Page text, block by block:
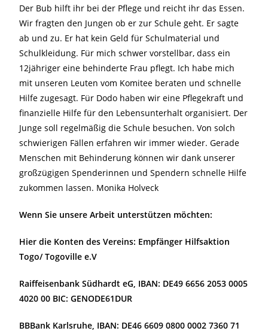
Der Bub hilft ihr bei der Pflege und reicht ihr das Essen.
Wir fragten den Jungen ob er zur Schule geht. Er sagte
ab und zu. Er hat kein Geld für Schulmaterial und
Schulkleidung. Für mich schwer vorstellbar, dass ein
12jähriger eine behinderte Frau pflegt. Ich habe mich
mit unseren Leuten vom Komitee beraten und schnelle
Hilfe zugesagt. Für Dodo haben wir eine Pflegekraft und
finanzielle Hilfe für den Lebensunterhalt organisiert. Der
Junge soll regelmäßig die Schule besuchen. Von solch
schwierigen Fällen erfahren wir immer wieder. Gerade
Menschen mit Behinderung können wir dank unserer
großzügigen Spenderinnen und Spendern schnelle Hilfe
zukommen lassen. Monika Holveck
Wenn Sie unsere Arbeit unterstützen möchten:
Hier die Konten des Vereins: Empfänger Hilfsaktion
Togo/ Togoville e.V
Raiffeisenbank Südhardt eG, IBAN: DE49 6656 2053 0005
4020 00 BIC: GENODE61DUR
BBBank Karlsruhe, IBAN: DE46 6609 0800 0002 7360 71